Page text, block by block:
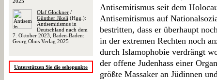
Olaf Glöckner /
Günther Jikeli (Hgg.):
Antisemitismus in
Deutschland nach dem
7. Oktober 2023, Baden-Baden:
Georg Olms Verlag 2025
Unterstützen Sie die sehepunkte
Antisemitismus seit dem
Antisemitismus auf
bestritten, dass er überhaupt
in der extremen Rechten noch
durch Islamophobie verdrängt
der offene Judenhass einer
größte Massaker an Jüdinnen